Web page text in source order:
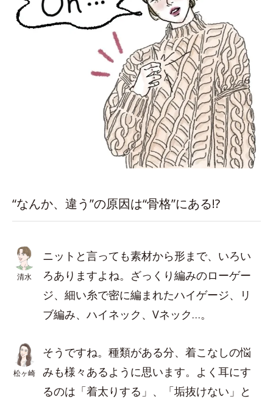
“なんか、違う”の原因は“骨格”にある!?
清水
ニットと言っても素材から形まで、いろい
ろありますよね。ざっくり編みのローゲー
ジ、細い糸で密に編まれたハイゲージ、リ
ブ編み、ハイネック、Vネック…。
松ヶ崎
そうですね。種類がある分、着こなしの悩
みも様々あるように思います。よく耳にす
るのは「着太りする」、「垢抜けない」と